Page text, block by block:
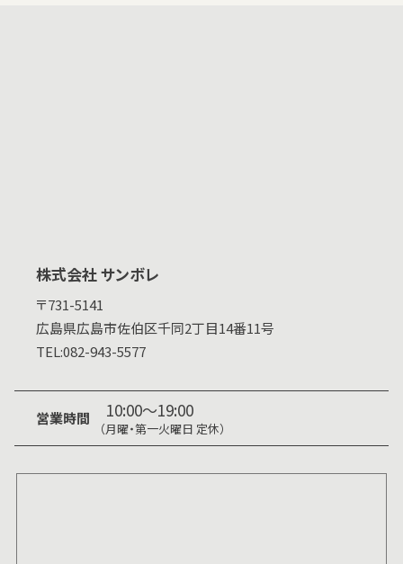
株式会社 サンボレ
〒731-5141
広島県広島市佐伯区千同2丁目14番11号
TEL:082-943-5577
営業時間 10:00～19:00
（月曜・第一火曜日 定休）